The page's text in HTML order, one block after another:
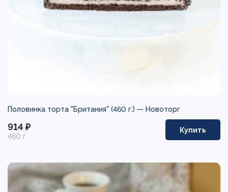
Половинка торта "Британия" (460 г.) — Новоторг
914 ₽
460 г
Купить